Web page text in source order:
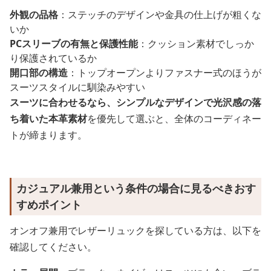
外観の品格 ：ステッチのデザインや金具の仕上げが粗くな
いか
PCスリーブの有無と保護性能：クッション素材でしっか
り保護されているか
開口部の構造 ：トップオープンよりファスナー式のほうが
スーツスタイルに馴染みやすい
スーツに合わせるなら、シンプルなデザインで光沢感の落
ち着いた本革素材を優先して選ぶと、全体のコーディネー
トが締まります。
カジュアル兼用という条件の場合に見るべきおす
すめポイント
オンオフ兼用でレザーリュックを探している方は、以下を
確認してください。